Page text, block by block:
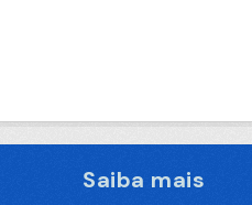
Saiba mais